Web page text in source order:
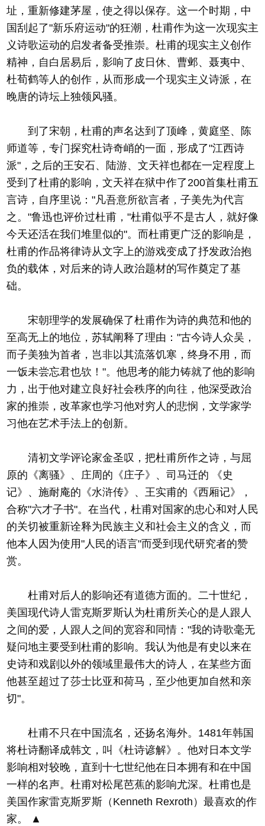
址，重新修建茅屋，使之得以保存。这一个时期，中
国刮起了"新乐府运动"的狂潮，杜甫作为这一次现实主
义诗歌运动的启发者备受推崇。杜甫的现实主义创作
精神，自白居易后，影响了皮日休、曹邺、聂夷中、
杜荀鹤等人的创作，从而形成一个现实主义诗派，在
晚唐的诗坛上独领风骚。
到了宋朝，杜甫的声名达到了顶峰，黄庭坚、陈
师道等，专门探究杜诗奇峭的一面，形成了"江西诗
派"，之后的王安石、陆游、文天祥也都在一定程度上
受到了杜甫的影响，文天祥在狱中作了200首集杜甫五
言诗，自序里说："凡吾意所欲言者，子美先为代言
之。"鲁迅也评价过杜甫，"杜甫似乎不是古人，就好像
今天还活在我们堆里似的"。而杜甫更广泛的影响是，
杜甫的作品将律诗从文字上的游戏变成了抒发政治抱
负的载体，对后来的诗人政治题材的写作奠定了基
础。
宋朝理学的发展确保了杜甫作为诗的典范和他的
至高无上的地位，苏轼阐释了理由："古今诗人众吴，
而子美独为首者，岂非以其流落饥寒，终身不用，而
一饭未尝忘君也欤！"。他思考的能力铸就了他的影响
力，出于他对建立良好社会秩序的向往，他深受政治
家的推崇，改革家也学习他对穷人的悲悯，文学家学
习他在艺术手法上的创新。
清初文学评论家金圣叹，把杜甫所作之诗，与屈
原的《离骚》、庄周的《庄子》、司马迁的 《史
记》、施耐庵的《水浒传》、王实甫的《西厢记》，
合称"六才子书"。在当代，杜甫对国家的忠心和对人民
的关切被重新诠释为民族主义和社会主义的含义，而
他本人因为使用"人民的语言"而受到现代研究者的赞
赏。
杜甫对后人的影响还有道德方面的。二十世纪，
美国现代诗人雷克斯罗斯认为杜甫所关心的是人跟人
之间的爱，人跟人之间的宽容和同情："我的诗歌毫无
疑问地主要受到杜甫的影响。我认为他是有史以来在
史诗和戏剧以外的领域里最伟大的诗人，在某些方面
他甚至超过了莎士比亚和荷马，至少他更加自然和亲
切"。
杜甫不只在中国流名，还扬名海外。1481年韩国
将杜诗翻译成韩文，叫《杜诗谚解》。他对日本文学
影响相对较晚，直到十七世纪他在日本拥有和在中国
一样的名声。杜甫对松尾芭蕉的影响尤深。杜甫也是
美国作家雷克斯罗斯（Kenneth Rexroth）最喜欢的作
家。 ▲